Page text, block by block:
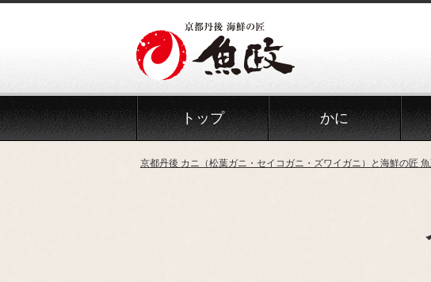
Skip
トップ かに
京都丹後 カニ（松葉ガニ・セイコガニ・ズワイガニ）と海鮮の匠